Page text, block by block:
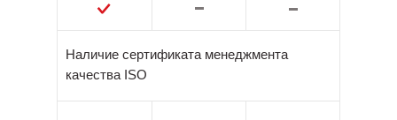
Наличие сертификата менеджмента
качества ISO